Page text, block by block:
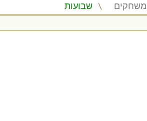
משחקים שבועות